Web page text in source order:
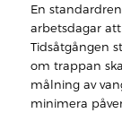
En
arbetsdagar
Tidsåtgången
om trappan
målning av
minimera